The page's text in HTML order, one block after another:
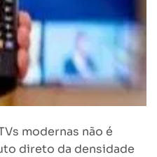
modernas não é
direto da densidade